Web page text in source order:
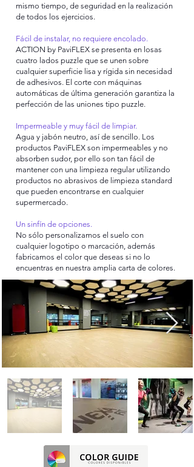
mismo tiempo, de seguridad en la realización
de todos los ejercicios.
Fácil de instalar, no requiere encolado.
ACTION by PaviFLEX se presenta en losas
cuatro lados puzzle que se unen sobre
cualquier superficie lisa y rígida sin necesidad
de adhesivos. El corte con máquinas
automáticas de última generación garantiza la
perfección de las uniones tipo puzzle.
Impermeable y muy fácil de limpiar.
Agua y jabón neutro, así de sencillo. Los
productos PaviFLEX son impermeables y no
absorben sudor, por ello son tan fácil de
mantener con una limpieza regular utilizando
productos no abrasivos de limpieza standard
que pueden encontrarse en cualquier
supermercado.
Un sinfín de opciones.
No sólo personalizamos el suelo con
cualquier logotipo o marcación, además
fabricamos el color que deseas si no lo
encuentras en nuestra amplia carta de colores.